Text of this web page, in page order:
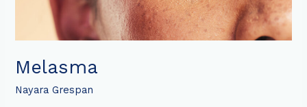
Melasma
Nayara Grespan